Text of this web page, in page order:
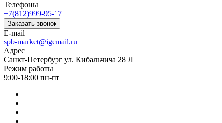
Телефоны
+7(812)999-95-17
Заказать звонок
E-mail
spb-market@igcmail.ru
Адрес
Санкт-Петербург ул. Кибальчича 28 Л
Режим работы
9:00-18:00 пн-пт